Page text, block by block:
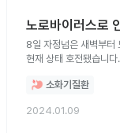
노로바이러스로
8일 자정넘은 새벽부터
현재 상태 호전됐습니
소화기질환
2024.01.09